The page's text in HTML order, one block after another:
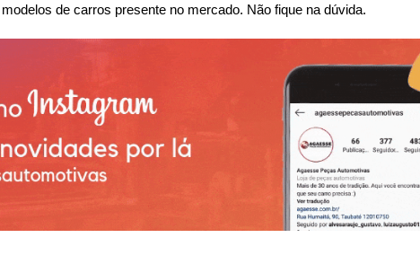
de carros presente no mercado. Não fique na dúvida.